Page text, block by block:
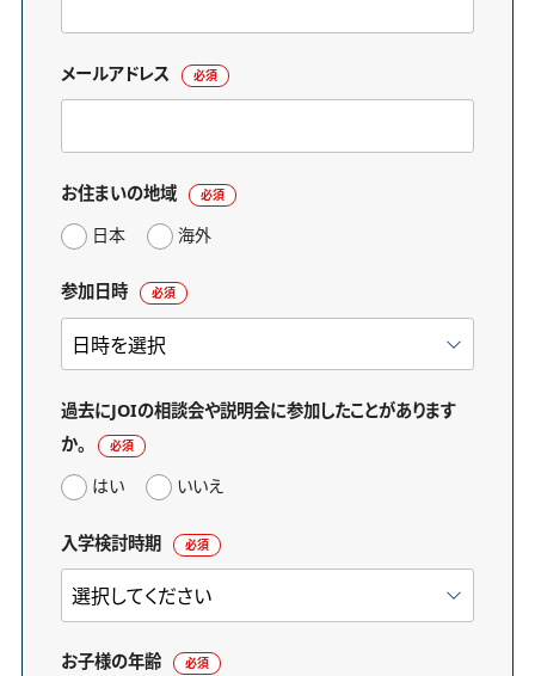
メールアドレス 必須
お住まいの地域 必須
日本 海外
参加日時 必須
過去にJOIの相談会や説明会に参加したことがあります
か。
必須
はい いいえ
入学検討時期 必須
お子様の年齢 必須